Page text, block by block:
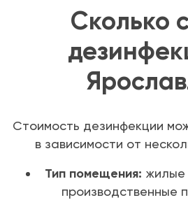
Сколько
Стоимость дезинфекции
в зависимости от
Тип помещения: жилые
производственные